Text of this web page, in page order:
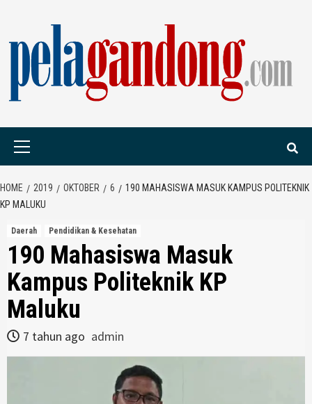
content
HOME 2019 OKTOBER 6
190 MAHASISWA MASUK KAMPUS POLITEKNIK
KP MALUKU
Daerah Pendidikan & Kesehatan
190 Mahasiswa Masuk
Kampus Politeknik KP
Maluku
7 tahun ago admin